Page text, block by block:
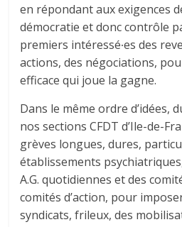
en répondant aux exigences
démocratie et donc contrôle
premiers intéressé∙es des
actions, des négociations,
efficace qui joue la gagne.
Dans le même ordre d’idées,
nos sections CFDT d’Ile-de-
grèves longues, dures,
établissements
A.G. quotidiennes et des
comités d’action, pour
syndicats, frileux, des